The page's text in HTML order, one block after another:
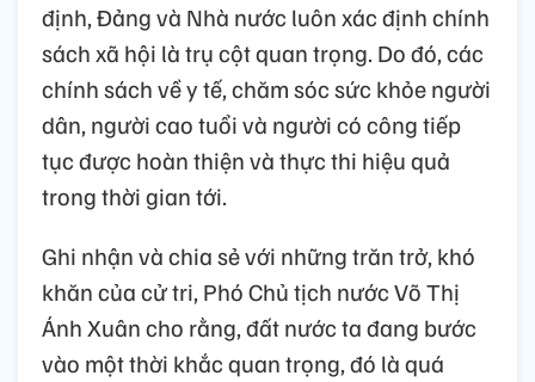
định, Đảng và Nhà nước luôn xác định chính
sách xã hội là trụ cột quan trọng. Do đó, các
chính sách về y tế, chăm sóc sức khỏe người
dân, người cao tuổi và người có công tiếp
tục được hoàn thiện và thực thi hiệu quả
trong thời gian tới.
Ghi nhận và chia sẻ với những trăn trở, khó
khăn của cử tri, Phó Chủ tịch nước Võ Thị
Ánh Xuân cho rằng, đất nước ta đang bước
vào một thời khắc quan trọng, đó là quá